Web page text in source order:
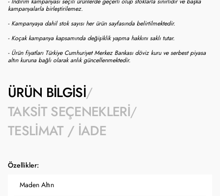
kampanyalarla birleştirilemez.
- Kampanyaya dahil stok sayısı her ürün sayfasında belirtilmektedir.
- Koçak kampanya kapsamında değişiklik yapma hakkını saklı tutar.
- Ürün fiyatları Türkiye Cumhuriyet Merkez Bankası döviz kuru ve serbest piyasa
altın kuruna bağlı olarak anlık güncellenmektedir.
ÜRÜN BILGISI
TAKSIT SEÇENEKLERI
TESLIMAT / İADE
Özellikler:
Maden Altın